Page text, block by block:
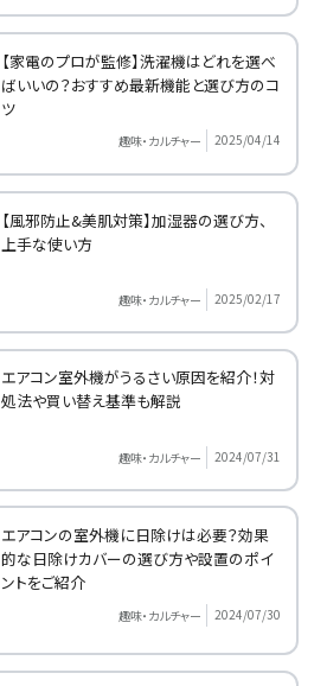
【家電のプロが監修】洗濯機はどれを選べ
ばいいの？おすすめ最新機能と選び方のコ
ツ
趣味・カルチャー 2025/04/14
【風邪防止&美肌対策】加湿器の選び方、
上手な使い方
趣味・カルチャー 2025/02/17
エアコン室外機がうるさい原因を紹介！対
処法や買い替え基準も解説
趣味・カルチャー 2024/07/31
エアコンの室外機に日除けは必要？効果
的な日除けカバーの選び方や設置のポイ
ントをご紹介
趣味・カルチャー 2024/07/30